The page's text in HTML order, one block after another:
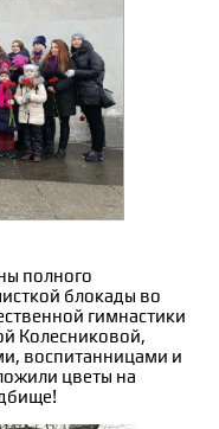
полного
блокады во
гимнастики
Колесниковой,
воспитанницами и
цветы на